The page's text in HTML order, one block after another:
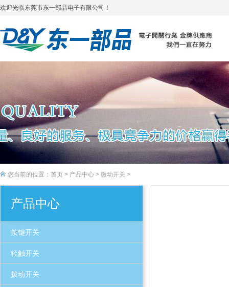
欢迎光临东莞市东一部品电子有限公司！
您当前的位置： 首页 > 产品中心 > 微动开关 >
产品中心
按键开关
轻触开关
拨动开关